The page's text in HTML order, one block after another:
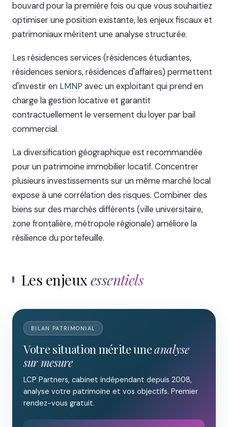
bouvard pour la première fois ou que vous souhaitiez
optimiser une position existante, les enjeux fiscaux et
patrimoniaux méritent une analyse structurée.
Les résidences services (résidences étudiantes,
résidences seniors, résidences d'affaires) permettent
d'investir en LMNP avec un exploitant qui prend en
charge la gestion locative et garantit
contractuellement le versement du loyer par bail
commercial.
La diversification géographique est recommandée
pour un patrimoine immobilier locatif. Concentrer
plusieurs investissements sur un même marché local
expose à une corrélation des risques. Combiner des
biens sur des marchés différents (ville universitaire,
zone frontalière, métropole régionale) améliore la
résilience du portefeuille.
Les enjeuxessentiels
BILAN PATRIMONIAL
Votre situation mérite uneanalyse
sur mesure
LCP Partners, cabinet indépendant depuis 2008,
analyse votre patrimoine et vos objectifs. Premier
rendez-vous gratuit.